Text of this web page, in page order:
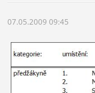
07.05.2009 09:45